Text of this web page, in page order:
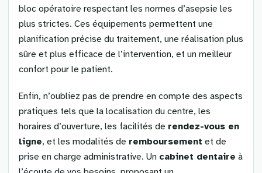
bloc opératoire respectant les normes d’asepsie les
plus strictes. Ces équipements permettent une
planification précise du traitement, une réalisation plus
sûre et plus efficace de l’intervention, et un meilleur
confort pour le patient.
Enfin, n’oubliez pas de prendre en compte des aspects
pratiques tels que la localisation du centre, les
horaires d’ouverture, les facilités de rendez-vous en
ligne, et les modalités de remboursement et de
prise en charge administrative. Un cabinet dentaire à